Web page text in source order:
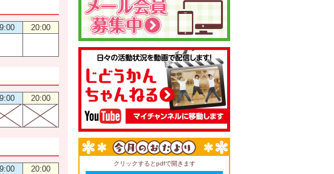
20:00
20:00
20:00
クリックするとpdfで開きます